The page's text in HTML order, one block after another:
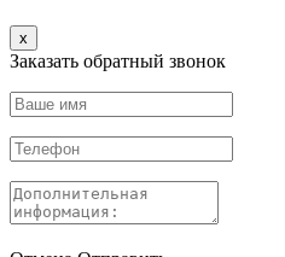
x
Заказать обратный звонок